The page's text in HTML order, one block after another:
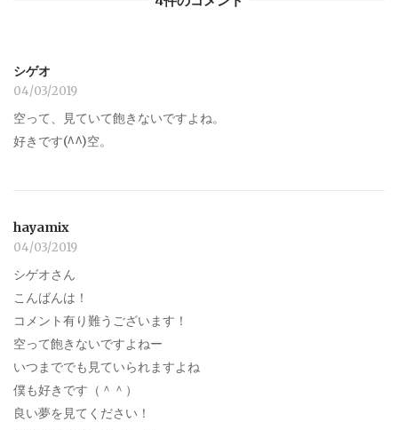
シゲオ
04/03/2019
空って、見ていて飽きないですよね。
好きです(^^)空。
hayamix
04/03/2019
シゲオさん
こんばんは！
コメント有り難うございます！
空って飽きないですよねー
いつまででも見ていられますよね
僕も好きです（＾＾）
良い夢を見てください！